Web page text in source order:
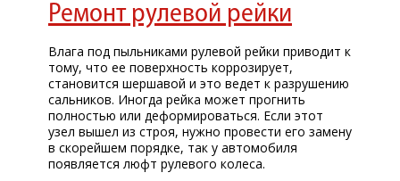
Ремонт рулевой рейки
Влага под пыльниками рулевой рейки приводит к
тому, что ее поверхность коррозирует,
становится шершавой и это ведет к разрушению
сальников. Иногда рейка может прогнить
полностью или деформироваться. Если этот
узел вышел из строя, нужно провести его замену
в скорейшем порядке, так у автомобиля
появляется люфт рулевого колеса.